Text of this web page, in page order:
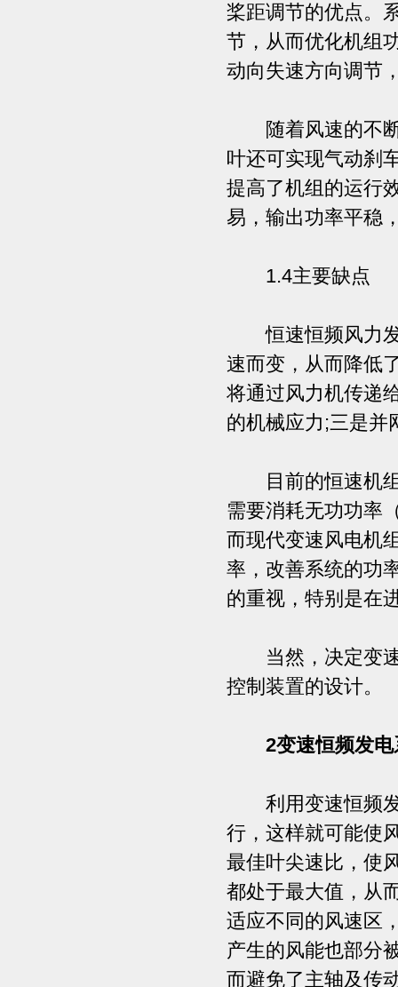
桨距调节的优点。
节，从而优化机组
动向失速方向调节
随着风速的不断
叶还可实现气动刹
提高了机组的运行
易，输出功率平稳
1.4主要缺点
恒速恒频风力发
速而变，从而降低
将通过风力机传递
的机械应力;三是并
目前的恒速机组
需要消耗无功功率
而现代变速风电机
率，改善系统的功
的重视，特别是在
当然，决定变速
控制装置的设计。
2变速恒频发
利用变速恒频发
行，这样就可能使
最佳叶尖速比，使
都处于最大值，从
适应不同的风速区
产生的风能也部分
而避免了主轴及传